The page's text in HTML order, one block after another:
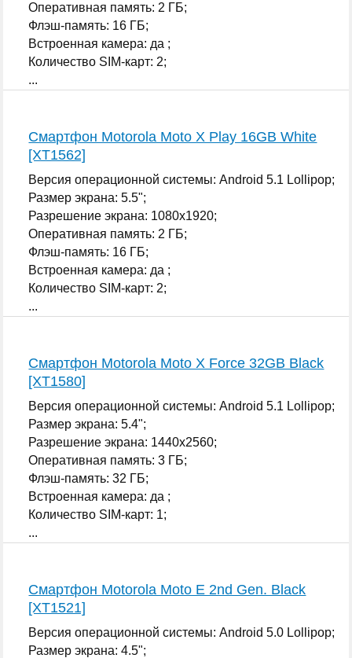
Оперативная память: 2 ГБ;
Флэш-память: 16 ГБ;
Встроенная камера: да ;
Количество SIM-карт: 2;
...
Смартфон Motorola Moto X Play 16GB White
[XT1562]
Версия операционной системы: Android 5.1 Lollipop;
Размер экрана: 5.5";
Разрешение экрана: 1080x1920;
Оперативная память: 2 ГБ;
Флэш-память: 16 ГБ;
Встроенная камера: да ;
Количество SIM-карт: 2;
...
Смартфон Motorola Moto X Force 32GB Black
[XT1580]
Версия операционной системы: Android 5.1 Lollipop;
Размер экрана: 5.4";
Разрешение экрана: 1440x2560;
Оперативная память: 3 ГБ;
Флэш-память: 32 ГБ;
Встроенная камера: да ;
Количество SIM-карт: 1;
...
Смартфон Motorola Moto E 2nd Gen. Black
[XT1521]
Версия операционной системы: Android 5.0 Lollipop;
Размер экрана: 4.5";